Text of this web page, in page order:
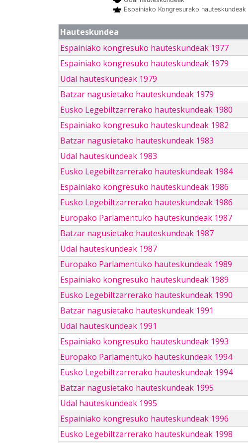
Espainiako Kongresurako hauteskundeak
Hauteskundea
Espainiako kongresuko hauteskundeak 1977
Espainiako kongresuko hauteskundeak 1979
Udal hauteskundeak 1979
Batzar nagusietako hauteskundeak 1979
Eusko Legebiltzarrerako hauteskundeak 1980
Espainiako kongresuko hauteskundeak 1982
Batzar nagusietako hauteskundeak 1983
Udal hauteskundeak 1983
Eusko Legebiltzarrerako hauteskundeak 1984
Espainiako kongresuko hauteskundeak 1986
Eusko Legebiltzarrerako hauteskundeak 1986
Europako Parlamentuko hauteskundeak 1987
Batzar nagusietako hauteskundeak 1987
Udal hauteskundeak 1987
Europako Parlamentuko hauteskundeak 1989
Espainiako kongresuko hauteskundeak 1989
Eusko Legebiltzarrerako hauteskundeak 1990
Batzar nagusietako hauteskundeak 1991
Udal hauteskundeak 1991
Espainiako kongresuko hauteskundeak 1993
Europako Parlamentuko hauteskundeak 1994
Eusko Legebiltzarrerako hauteskundeak 1994
Batzar nagusietako hauteskundeak 1995
Udal hauteskundeak 1995
Espainiako kongresuko hauteskundeak 1996
Eusko Legebiltzarrerako hauteskundeak 1998